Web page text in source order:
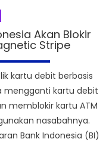
Akan Blokir
Stripe
kartu debit berbasis
mengganti kartu debit
memblokir kartu ATM
nasabahnya.
Bank Indonesia (BI)